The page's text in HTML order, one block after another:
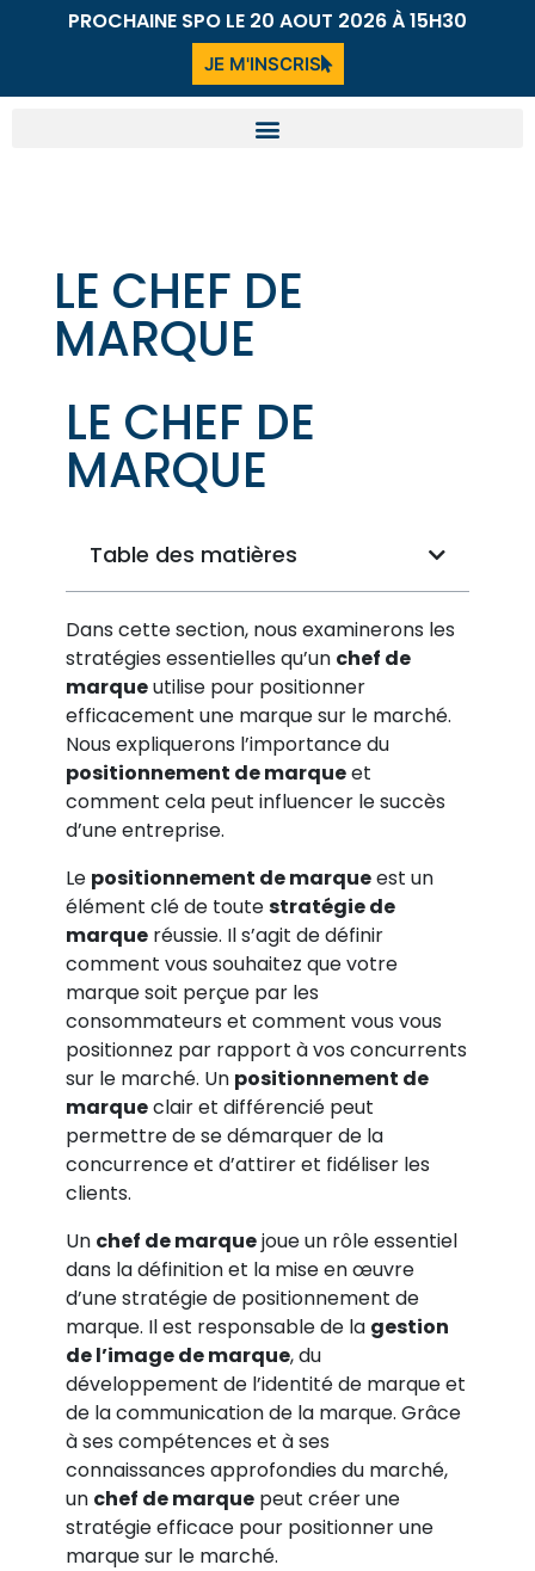
PROCHAINE SPO LE 20 AOUT 2026 À 15H30
JE M'INSCRIS
LE CHEF DE
MARQUE
LE CHEF DE
MARQUE
Table des matières
Dans cette section, nous examinerons les
stratégies essentielles qu’un chef de
marqueutilise pour positionner
efficacement une marque sur le marché.
Nous expliquerons l’importance du
positionnement de marqueet
comment cela peut influencer le succès
d’une entreprise.
Le positionnement de marqueest un
élément clé de toutestratégie de
marque réussie. Il s’agit de définir
comment vous souhaitez que votre
marque soit perçue par les
consommateurs et comment vous vous
positionnez par rapport à vos concurrents
sur le marché. Un positionnement de
marqueclair et différencié peut
permettre de se démarquer de la
concurrence et d’attirer et fidéliser les
clients.
Un chef de marquejoue un rôle essentiel
dans la définition et la mise en œuvre
d’une stratégie de positionnement de
marque. Il est responsable de la gestion
de l’image de marque, du
développement de l’identité de marque et
de la communication de la marque. Grâce
à ses compétences et à ses
connaissances approfondies du marché,
un chef de marque peut créer une
stratégie efficace pour positionner une
marque sur le marché.